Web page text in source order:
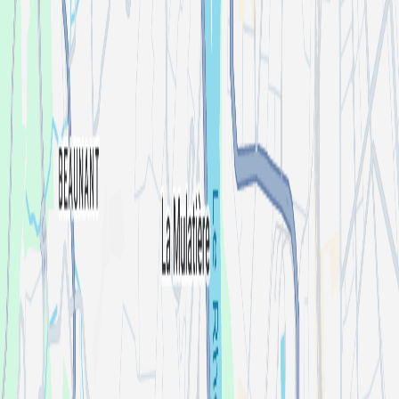
Aix-Marseille
Lyon
Toulouse
Montpellier
Voir tout
Organisateurs
Mia Mao
Kilomètre25
PHANTOM
La Clairière
R2 LE ROOFTOP
Voir tout
Festivals
La Route du Rock Été 2026 - Le Fort de Saint-Père
LE JARDIN ELECTRONIQUE 2026
Brunch Electronik Lyon 2026
Électrolapse Festival 2026 - 6ème édition
GÄRTEN ON THE BEACH FESTIVAL | 8-9 AOÛT 2026
Voir tout